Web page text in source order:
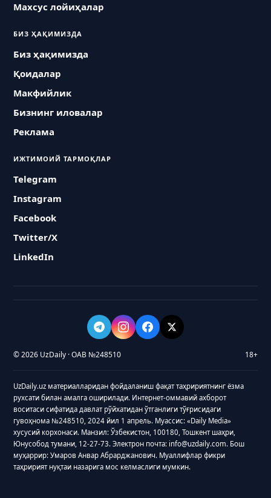
Махсус лойиҳалар
БИЗ ҲАҚИМИЗДА
Биз ҳақимизда
Қоидалар
Макфийлик
Бизнинг иловалар
Реклама
ИЖТИМОИЙ ТАРМОҚЛАР
Telegram
Instagram
Facebook
Twitter/X
LinkedIn
© 2026 UzDaily · ОАВ №248510 18+
UzDaily.uz материалларидан фойдаланиш фақат таҳририятнинг ёзма
рухсати билан амалга оширилади. Интернет-оммавий ахборот
воситаси сифатида давлат рўйхатидан ўтганлиги тўғрисидаги
гувоҳнома №248510, 2024 йил 1 апрель. Муассис: «Daily Media»
хусусий корхонаси. Манзил: Ўзбекистон, 100180, Тошкент шаҳри,
Юнусобод тумани, 12-27-73. Электрон почта: info@uzdaily.com. Бош
муҳаррир: Умаров Анвар Абрарджанович. Муаллифлар фикри
таҳририят нуқтаи назарига мос келмаслиги мумкин.